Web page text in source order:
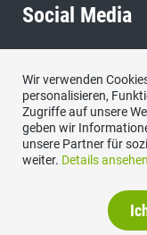
Social Media
Wir verwenden
personalisieren,
Zugriffe auf unsere
geben wir
unsere Partner für
weiter. Details ansehen